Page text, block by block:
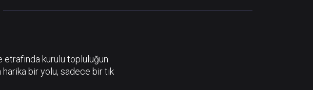
etrafında kurulu topluluğun
harika bir yolu, sadece bir tık